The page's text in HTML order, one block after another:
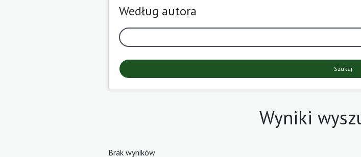
Według autora
Szukaj
Wyniki
Brak wyników